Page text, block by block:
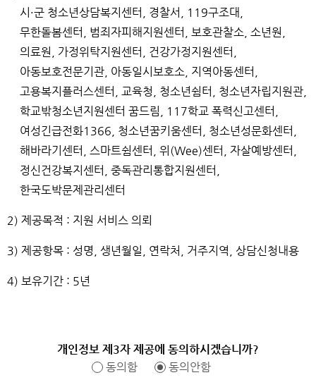
시·군 청소년상담복지센터, 경찰서, 119구조대,
무한돌봄센터, 범죄자피해지원센터, 보호관찰소, 소년원,
의료원, 가정위탁지원센터, 건강가정지원센터,
아동보호전문기관, 아동일시보호소, 지역아동센터,
고용복지플러스센터, 교육청, 청소년쉼터, 청소년자립지원관,
학교밖청소년지원센터 꿈드림, 117학교 폭력신고센터,
여성긴급전화1366, 청소년꿈키움센터, 청소년성문화센터,
해바라기센터, 스마트쉼센터, 위(Wee)센터, 자살예방센터,
정신건강복지센터, 중독관리통합지원센터,
한국도박문제관리센터
2) 제공목적 : 지원 서비스 의뢰
3) 제공항목 : 성명, 생년월일, 연락처, 거주지역, 상담신청내용
4) 보유기간 : 5년
개인정보 제3자 제공에 동의하시겠습니까?
동의함
동의안함